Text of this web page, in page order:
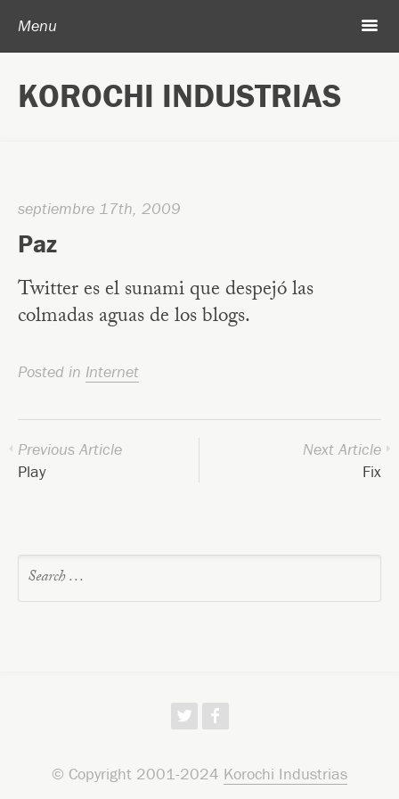
KOROCHI INDUSTRIAS
Menu m
Archivo
septiembre 17th, 2009
Paz
Twitter es el sunami que despejó las
colmadas aguas de los blogs.
Posted in Internet
Previous Article
Play
Next Article
Fix
© Copyright 2001-2024 Korochi Industrias
w f